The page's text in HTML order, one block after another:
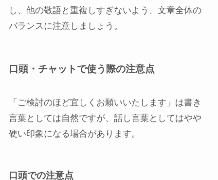
し、他の敬語と重複しすぎないよう、文章全体の
バランスに注意しましょう。
口頭・チャットで使う際の注意点
「ご検討のほど宜しくお願いいたします」は書き
言葉としては自然ですが、話し言葉としてはやや
硬い印象になる場合があります。
口頭での注意点